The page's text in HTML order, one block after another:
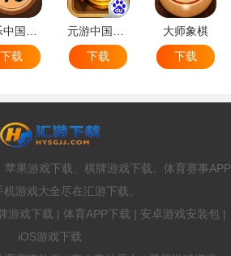
多乐中国象棋
下载
元游中国象棋
下载
大师象棋
下载
果游戏下载、棋牌游戏下载、体育赛事APP
机游戏大全尽在汇游下载。
游戏下载 | 体育APP下载 | 安卓游戏安装包 |
iOS游戏下载